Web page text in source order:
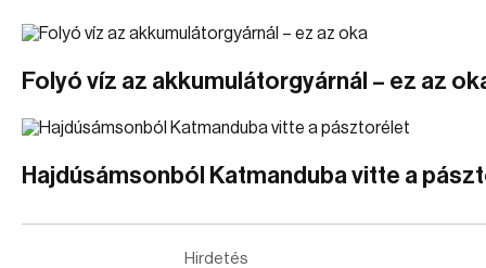
Folyó víz az akkumulátorgyárnál – ez az
Hajdúsámsonból Katmanduba vitte a
Hirdetés